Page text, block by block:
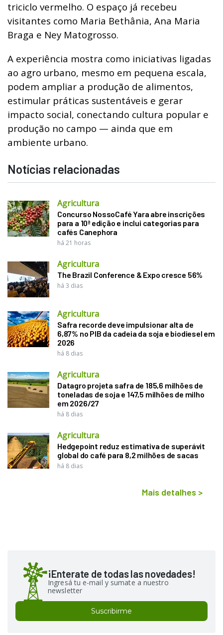
triciclo vermelho. O espaço já recebeu
visitantes como Maria Bethânia, Ana Maria
Braga e Ney Matogrosso.
A experiência mostra como iniciativas ligadas
ao agro urbano, mesmo em pequena escala,
podem ampliar a produção de alimentos,
estimular práticas sustentáveis e gerar
impacto social, conectando cultura popular e
produção no campo — ainda que em
ambiente urbano.
Notícias relacionadas
Agricultura
Concurso NossoCafé Yara abre inscrições
para a 10ª edição e inclui categorias para
cafés Canephora
há 21 horas
Agricultura
The Brazil Conference & Expo cresce 56%
há 3 dias
Agricultura
Safra recorde deve impulsionar alta de
6,87% no PIB da cadeia da soja e biodiesel em
2026
há 8 dias
Agricultura
Datagro projeta safra de 185,6 milhões de
toneladas de soja e 147,5 milhões de milho
em 2026/27
há 8 dias
Agricultura
Hedgepoint reduz estimativa de superávit
global do café para 8,2 milhões de sacas
há 8 dias
Mais detalhes >
¡Enterate de todas las novedades!
Ingresá tu e-mail y sumate a nuestro
newsletter
Suscribirme